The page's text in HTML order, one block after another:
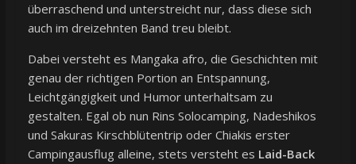
überraschend und unterstreicht nur, dass diese sich
auch im dreizehnten Band treu bleibt.
Dabei versteht es Mangaka afro, die Geschichten mit
genau der richtigen Portion an Entspannung,
Leichtgängigkeit und Humor unterhaltsam zu
gestalten. Egal ob nun Rins Solocamping, Nadeshikos
und Sakuras Kirschblütentrip oder Chiakis erster
Campingausflug alleine, stets versteht es Laid-Back